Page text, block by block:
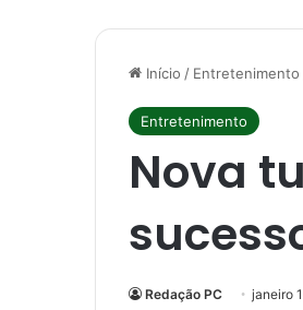
Início / Entretenimento
Entretenimento
Nova
Redação PC janeiro